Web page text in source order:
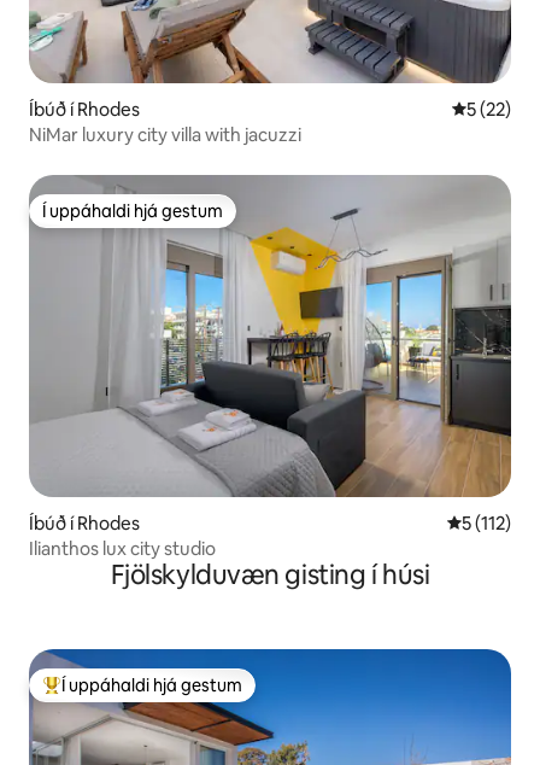
Íbúð í Rhodes 5 af 5 í
5 (22)
NiMar luxury city villa with jacuzzi
Í uppáhaldi hjá gestum
Í uppáhaldi hjá gestum
Íbúð í Rhodes 5 af 5 í
5 (112)
Ilianthos lux city studio
Fjölskylduvæn gisting í húsi
Í mestu uppáhaldi hjá gestum
Í uppáhaldi hjá gestum